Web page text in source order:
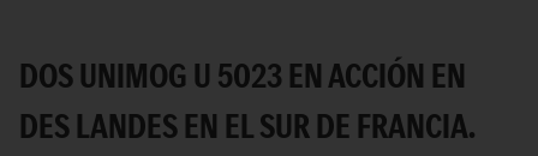
DOS UNIMOG U 5023 EN ACCIÓN EN
DES LANDES EN EL SUR DE FRANCIA.